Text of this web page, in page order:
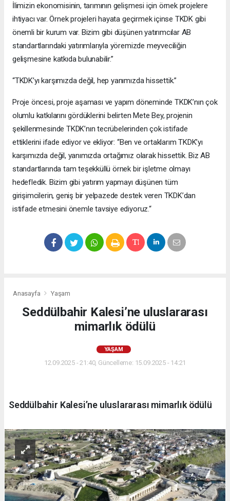
İlimizin ekonomisinin, tarımının gelişmesi için örnek projelere
ihtiyacı var. Örnek projeleri hayata geçirmek içinse TKDK gibi
önemli bir kurum var. Bizim gibi düşünen yatırımcılar AB
standartlarındaki yatırımlarıyla yöremizde meyveciliğin
gelişmesine katkıda bulunabilir.”
“TKDK’yı karşımızda değil, hep yanımızda hissettik.”
Proje öncesi, proje aşaması ve yapım döneminde TKDK’nın çok
olumlu katkılarını gördüklerini belirten Mete Bey, projenin
şekillenmesinde TKDK’nın tecrübelerinden çok istifade
ettiklerini ifade ediyor ve ekliyor: “Ben ve ortaklarım TKDK’yı
karşımızda değil, yanımızda ortağımız olarak hissettik. Biz AB
standartlarında tam teşekküllü örnek bir işletme olmayı
hedefledik. Bizim gibi yatırım yapmayı düşünen tüm
girişimcilerin, geniş bir yelpazede destek veren TKDK’dan
istifade etmesini önemle tavsiye ediyoruz.“
Anasayfa Yaşam
Seddülbahir Kalesi’ne uluslararası
mimarlık ödülü
YAŞAM
12.09.2025 - 21:40, Güncelleme: 15.09.2025 - 14:21
Seddülbahir Kalesi’ne uluslararası mimarlık ödülü